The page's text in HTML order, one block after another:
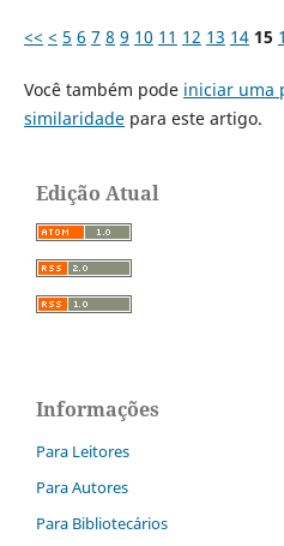
<< < 5 6 7 8 9 10 11 12 13 14 15
Você também pode iniciar uma
similaridadepara este artigo.
Edição Atual
Informações
Para Leitores
Para Autores
Para Bibliotecários